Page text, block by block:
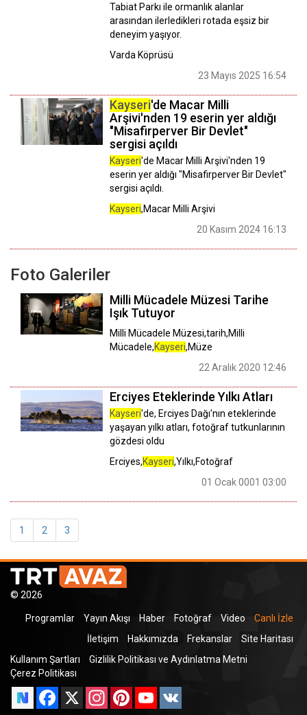
Tabiat Parkı ile ormanlık alanlar
arasından ilerledikleri rotada eşsiz bir
deneyim yaşıyor.
Varda Köprüsü
23 Mayıs 2025 16:54
Kayseri'de Macar Milli
Arşivi'nden 19 eserin yer aldığı
"Misafirperver Bir Devlet"
sergisi açıldı
Kayseri'de Macar Milli Arşivi'nden 19
eserin yer aldığı "Misafirperver Bir Devlet"
sergisi açıldı.
Kayseri,Macar Milli Arşivi
20 Kasım 2024 16:13
Foto Galeriler
Milli Mücadele Müzesi Tarihe
Işık Tutuyor
Milli Mücadele Müzesi,tarih,Milli
Mücadele,Kayseri,Müze
22 Aralık 2020 12:46
Erciyes Eteklerinde Yılkı Atları
Kayseri'de, Erciyes Dağı'nın eteklerinde
yaşayan yılkı atları, fotoğraf tutkunlarının
gözdesi oldu
Erciyes,Kayseri,Yılkı,Fotoğraf
01 Ocak 0001 03:00
1 2 3
© 2026
Programlar Yayın Akışı Haber Fotoğraf Video
Canlı İzle
İletişim
Hakkımızda Frekanslar
Site Haritası
Kullanım Şartları
Gizlilik Politikası ve Aydınlatma Metni
Çerez Politikası
Facebook
X InstagramPinterestYouTube